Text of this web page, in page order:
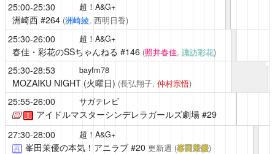
25:00-25:30 超！A&G+
洲崎西#264 (洲崎綾, 西明日香)
25:30-26:00 超！A&G+
春佳・彩花のSSちゃんねる #146 (照井春佳, 諏訪彩花)
25:30-28:53 bayfm78
MOZAIKU NIGHT (火曜日) (長弘翔子, 仲村宗悟)
25:55-26:00 サガテレビ
！ アイドルマスターシンデレラガールズ劇場#29
27:30-28:00
超！A&G+
再 峯田茉優の本気！アニラブ#20 更新週 (峯田茉優)